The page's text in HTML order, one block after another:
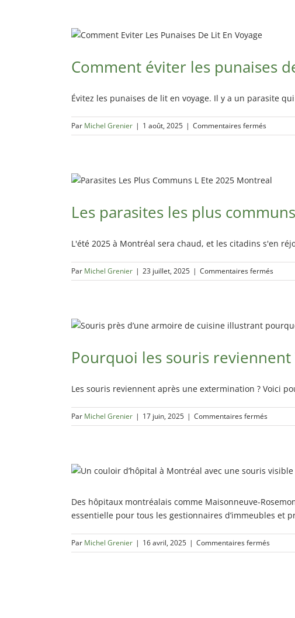
Comment éviter les punaises
Évitez les punaises de lit en voyage. Il y a un parasite
Par Michel Grenier | 1 août, 2025 | Commentaires ferméssur
de
voyage?
Les parasites les plus
L'été 2025 à Montréal sera chaud, et les citadins s'en
Par Michel Grenier | 23 juillet, 2025 | Commentaires ferméssur
Les
2025
Pourquoi les souris reviennent
Les souris reviennent après une extermination ? Voici
Par Michel Grenier | 17 juin, 2025 | Commentaires ferméssur
?
Des hôpitaux montréalais comme Maisonneuve-
essentielle pour tous les gestionnaires d’immeubles et
Par Michel Grenier | 16 avril, 2025 | Commentaires ferméssur